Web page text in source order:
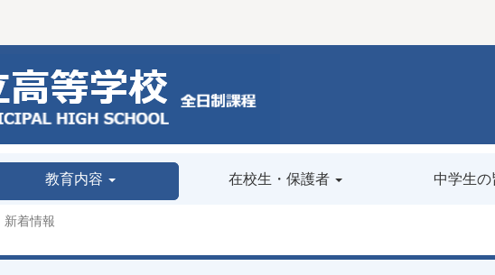
教育内容 在校生・保護者 中学生の
新着情報